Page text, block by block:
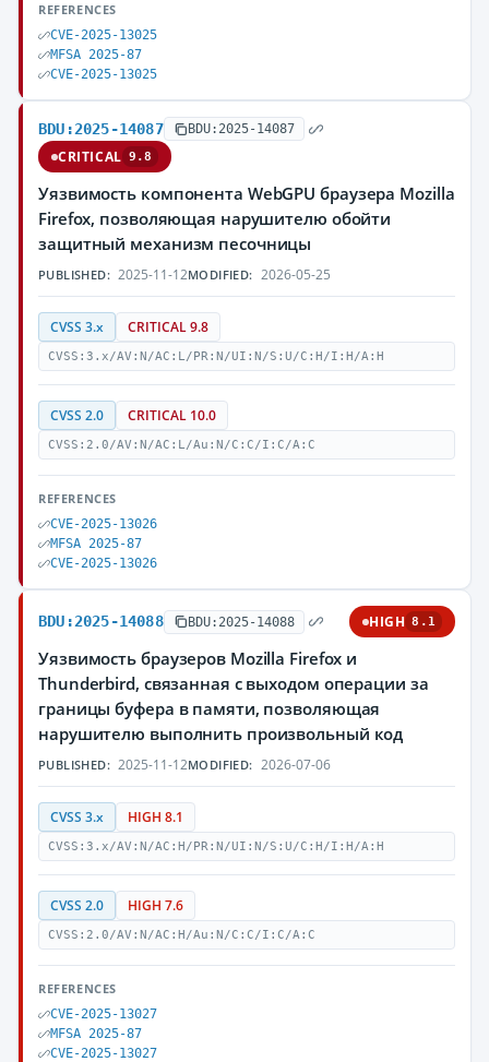
REFERENCES
CVE-2025-13025
MFSA 2025-87
CVE-2025-13025
BDU:2025-14087 BDU:2025-14087
CRITICAL 9.8
Уязвимость компонента WebGPU браузера Mozilla
Firefox, позволяющая нарушителю обойти
защитный механизм песочницы
PUBLISHED: 2025-11-12MODIFIED: 2026-05-25
CVSS 3.x CRITICAL 9.8
CVSS:3.x/AV:N/AC:L/PR:N/UI:N/S:U/C:H/I:H/A:H
CVSS 2.0 CRITICAL 10.0
CVSS:2.0/AV:N/AC:L/Au:N/C:C/I:C/A:C
REFERENCES
CVE-2025-13026
MFSA 2025-87
CVE-2025-13026
BDU:2025-14088 BDU:2025-14088 HIGH 8.1
Уязвимость браузеров Mozilla Firefox и
Thunderbird, связанная с выходом операции за
границы буфера в памяти, позволяющая
нарушителю выполнить произвольный код
PUBLISHED: 2025-11-12MODIFIED: 2026-07-06
CVSS 3.x HIGH 8.1
CVSS:3.x/AV:N/AC:H/PR:N/UI:N/S:U/C:H/I:H/A:H
CVSS 2.0 HIGH 7.6
CVSS:2.0/AV:N/AC:H/Au:N/C:C/I:C/A:C
REFERENCES
CVE-2025-13027
MFSA 2025-87
CVE-2025-13027